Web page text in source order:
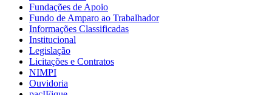
Fundações de Apoio
Fundo de Amparo ao Trabalhador
Informações Classificadas
Institucional
Legislação
Licitações e Contratos
NIMPI
Ouvidoria